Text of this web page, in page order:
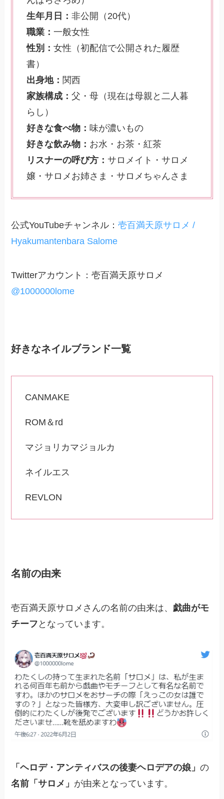
生年月日：非公開（20代）
職業：一般女性
性別：女性（初配信で公開された履歴
書）
出身地： 関西
家族構成：父・母（現在は母親と二人暮
らし）
好きな食べ物：味が濃いもの
好きな飲み物： お水・お茶・紅茶
リスナーの呼び方：サロメイト・サロメ
嬢・サロメお姉さま・サロメちゃんさま
公式YouTubeチャンネル：壱百満天原サロメ /
Hyakumantenbara Salome
Twitterアカウント：壱百満天原サロメ
@1000000lome
好きなネイルブランド一覧
CANMAKE
ROM＆rd
マジョリカマジョルカ
ネイルエス
REVLON
名前の由来
壱百満天原サロメさんの名前の由来は、戯曲がモ
チーフ となっています。
「ヘロデ・アンティバスの後妻ヘロデアの娘」の
名前「サロメ」 が由来となっています。